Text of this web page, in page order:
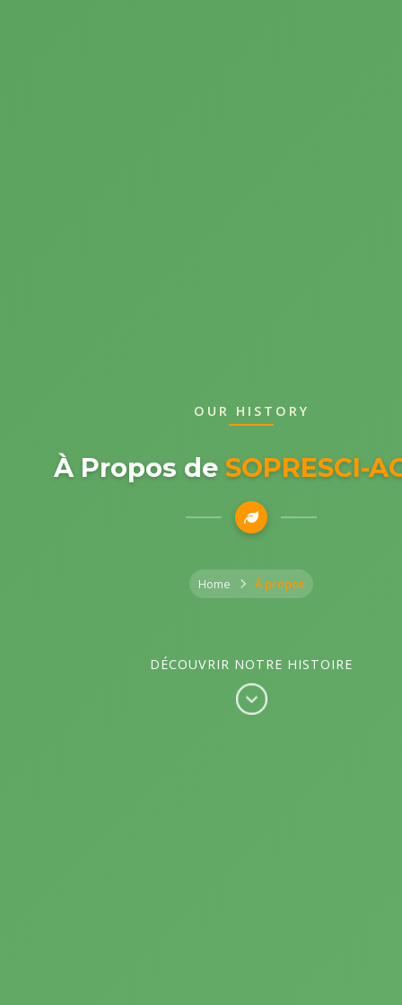
OUR HISTORY
À Propos de SOPRESCI-
Home À propos
DÉCOUVRIR NOTRE HISTOIRE